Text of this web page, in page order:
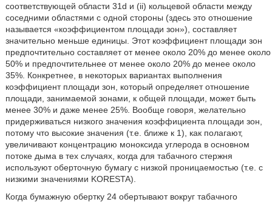
соответствующей области 31d и (ii) кольцевой области между
соседними областями с одной стороны (здесь это отношение
называется «коэффициентом площади зон»), составляет
значительно меньше единицы. Этот коэффициент площади зон
предпочтительно составляет от менее около 20% до менее около
50% и предпочтительнее от менее около 20% до менее около
35%. Конкретнее, в некоторых вариантах выполнения
коэффициент площади зон, который определяет отношение
площади, занимаемой зонами, к общей площади, может быть
менее 30% и даже менее 25%. Вообще говоря, желательно
придерживаться низкого значения коэффициента площади зон,
потому что высокие значения (т.е. ближе к 1), как полагают,
увеличивают концентрацию моноксида углерода в основном
потоке дыма в тех случаях, когда для табачного стержня
используют оберточную бумагу с низкой проницаемостью (т.е. с
низкими значениями KORESTA).
Когда бумажную обертку 24 обертывают вокруг табачного